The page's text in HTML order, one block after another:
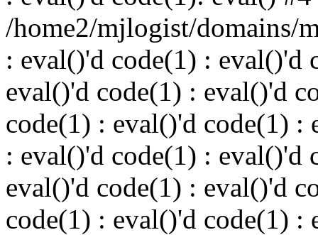
/home2/mjlogist/domains/
: eval()'d code(1) : eval()'d
eval()'d code(1) : eval()'d
code(1) : eval()'d code(1) :
: eval()'d code(1) : eval()'d
eval()'d code(1) : eval()'d
code(1) : eval()'d code(1) :